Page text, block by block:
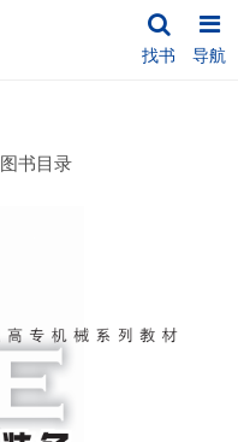
找书 导航
图书目录